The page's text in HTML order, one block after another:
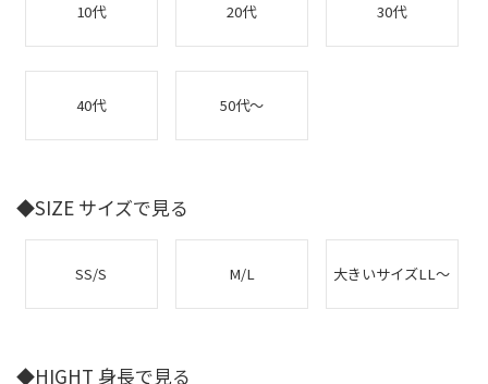
10代 20代 30代
40代 50代～
◆SIZE サイズで見る
SS/S M/L 大きいサイズLL～
◆HIGHT 身長で見る